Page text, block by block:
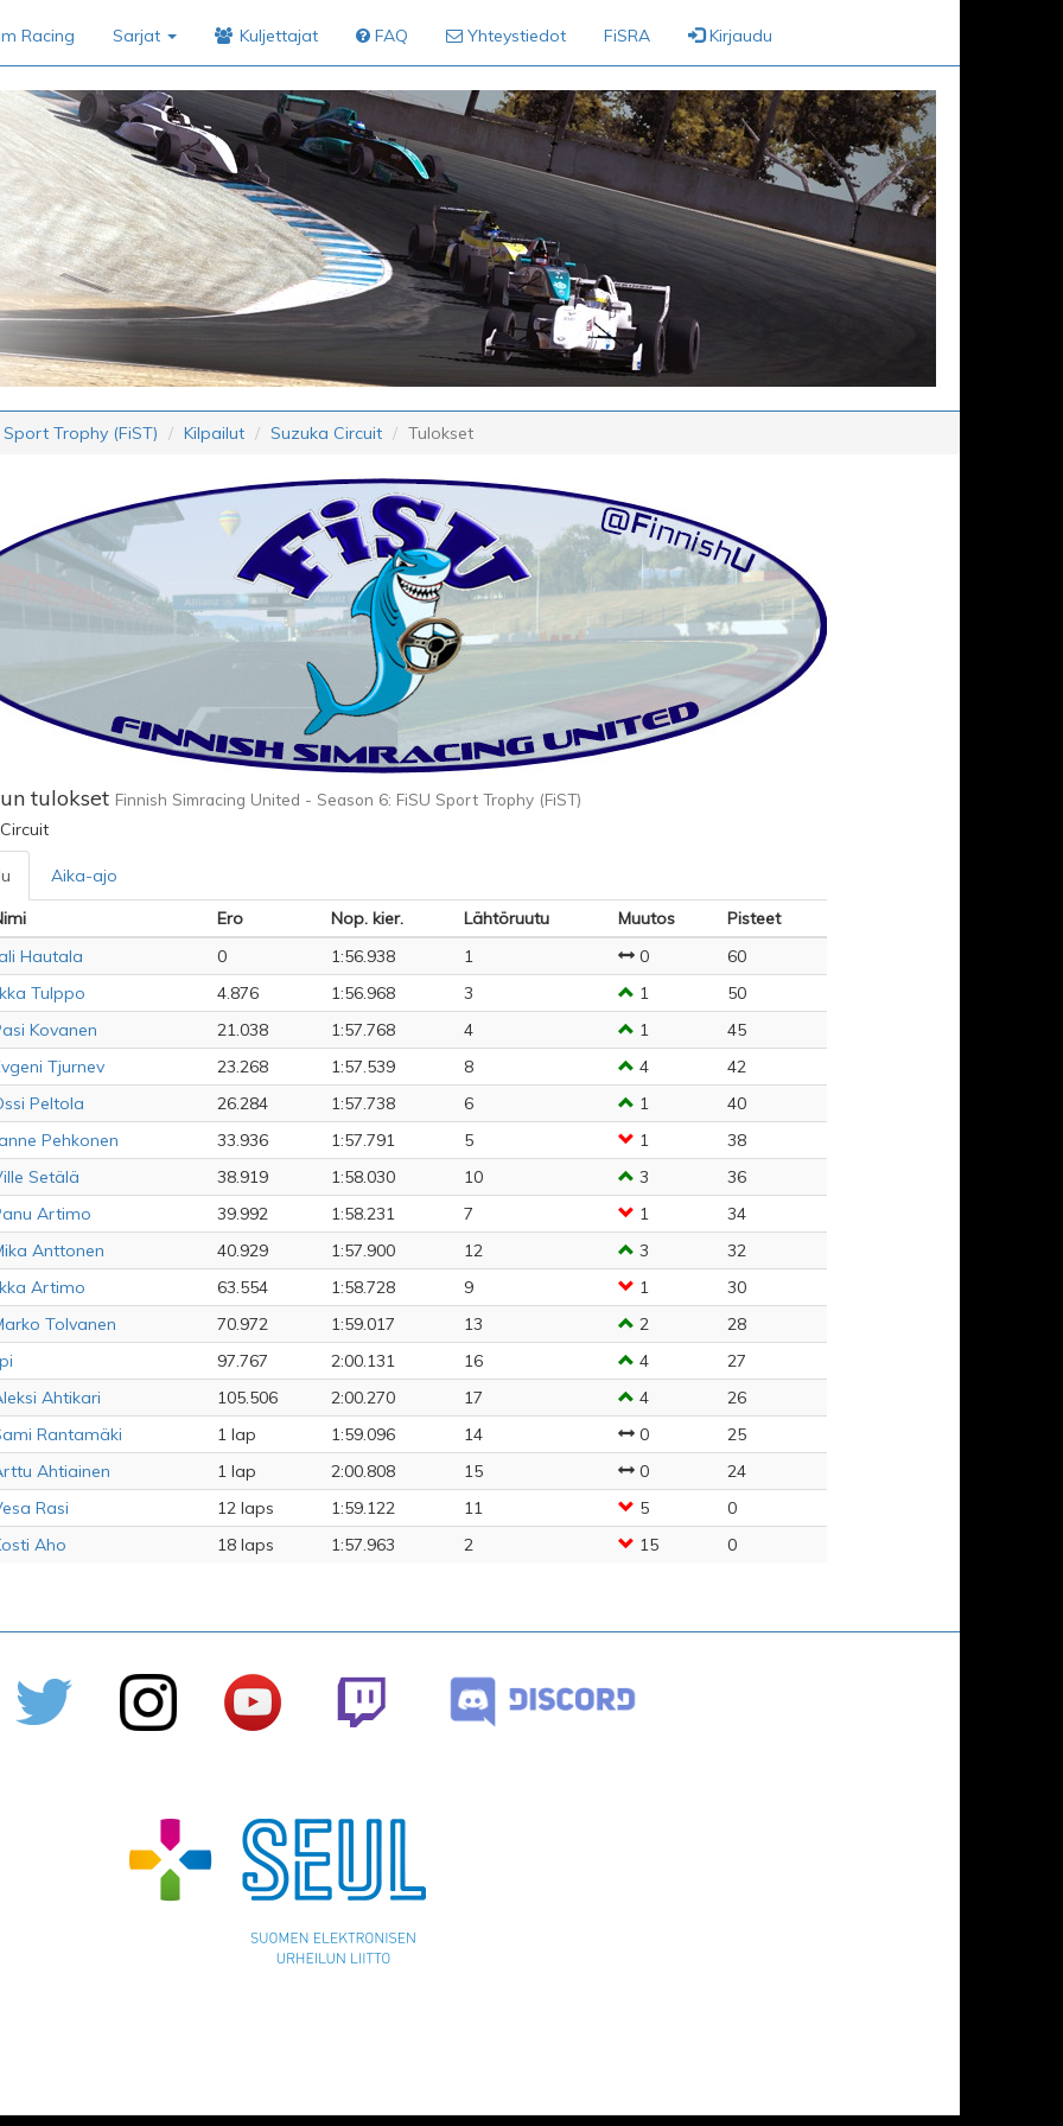
Racing Sarjat Kuljettajat FAQ Yhteystiedot FiSRA Kirjaudu
Trophy (FiST) Kilpailut Suzuka Circuit Tulokset
tulokset Finnish Simracing United - Season 6: FiSU Sport Trophy (FiST)
Aika-ajo
Ero Nop. kier. Lähtöruutu Muutos
Pisteet
Hautala 0 1:56.938 1 0
60
Tulppo 4.876 1:56.968 3 1
50
Kovanen 21.038 1:57.768 4 1
45
Tjurnev 23.268 1:57.539 8 4
42
Peltola 26.284 1:57.738 6 1
40
Pehkonen 33.936 1:57.791 5 1
38
Setälä 38.919 1:58.030 10 3
36
Artimo 39.992 1:58.231 7 1
34
Anttonen 40.929 1:57.900 12 3
32
Artimo 63.554 1:58.728 9 1
30
Tolvanen 70.972 1:59.017 13 2
28
97.767 2:00.131 16 4
27
Ahtikari 105.506 2:00.270 17 4
26
Rantamäki 1 lap 1:59.096 14 0
25
Ahtiainen 1 lap 2:00.808 15 0
24
Rasi 12 laps 1:59.122 11 5
0
Aho 18 laps 1:57.963 2 15 0